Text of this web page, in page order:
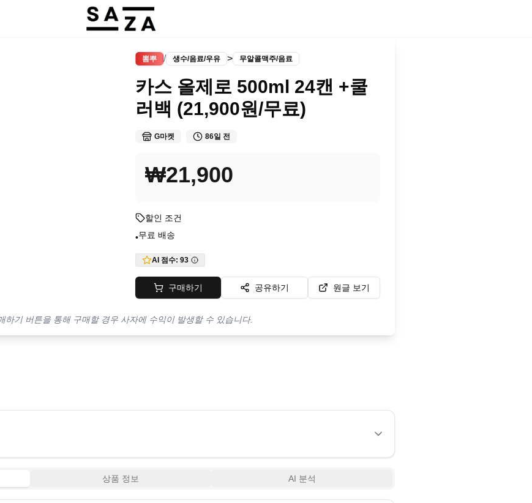
뽐뿌 / 생수/음료/우유 > 무알콜맥주/음료
카스 올제로 500ml 24캔 +쿨
러백 (21,900원/무료)
G마켓 86일 전
₩21,900
할인 조건
•무료 배송
AI 점수: 93
구매하기 공유하기 원글 보기
하기 버튼을 통해 구매할 경우 사자에 수익이 발생할 수 있습니다.
상품 정보 AI 분석